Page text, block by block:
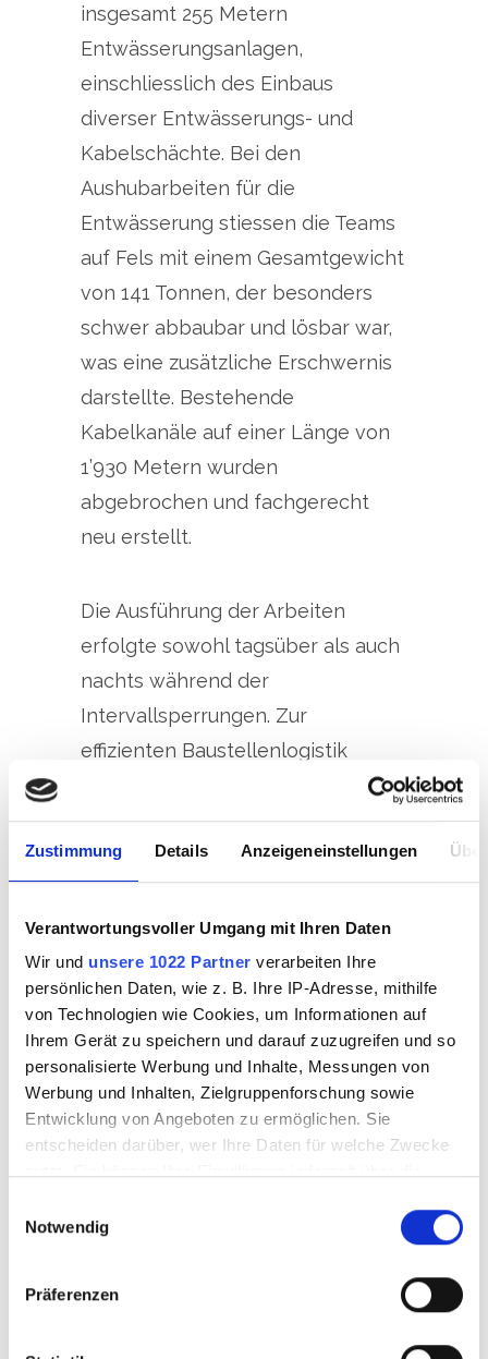
Zustimmung Details Anzeigeneinstellungen
Verantwortungsvoller Umgang mit Ihren Daten
Wir und unsere 1022 Partner verarbeiten Ihre
persönlichen Daten, wie z. B. Ihre IP-Adresse, mithilfe
von Technologien wie Cookies, um Informationen auf
Ihrem Gerät zu speichern und darauf zuzugreifen und so
personalisierte Werbung und Inhalte, Messungen von
Werbung und Inhalten, Zielgruppenforschung sowie
Entwicklung von Angeboten zu ermöglichen. Sie
entscheiden darüber, wer Ihre Daten für welche Zwecke
Trigger Symbol ändern oder widerrufen
Informationen über Ihre geografische Lage
Notwendig
Präferenzen
insgesamt 255 Metern
Entwässerungsanlagen,
einschliesslich des Einbaus
diverser Entwässerungs- und
Kabelschächte. Bei den
Aushubarbeiten für die
Entwässerung stiessen die Teams
auf Fels mit einem Gesamtgewicht
von 141 Tonnen, der besonders
schwer abbaubar und lösbar war,
was eine zusätzliche Erschwernis
darstellte. Bestehende
Kabelkanäle auf einer Länge von
1’930 Metern wurden
abgebrochen und fachgerecht
neu erstellt.
Die Ausführung der Arbeiten
erfolgte sowohl tagsüber als auch
nachts während der
Intervallsperrungen. Zur
effizienten Baustellenlogistik
wurde ein Bauzug eingesetzt, mit
dem der Abtransport des
Aushubmaterials sowie der Einbau
des Neumaterials abgewickelt
wurden. Dieses Vorgehen
ermöglichte einen reibungslosen
Bauablauf innerhalb der engen
Sperrzeiten.
Eine besondere Herausforderung
und zugleich projektspezifische
Besonderheit stellte die Erstellung
Eisenbahnbrücke in Kempraten